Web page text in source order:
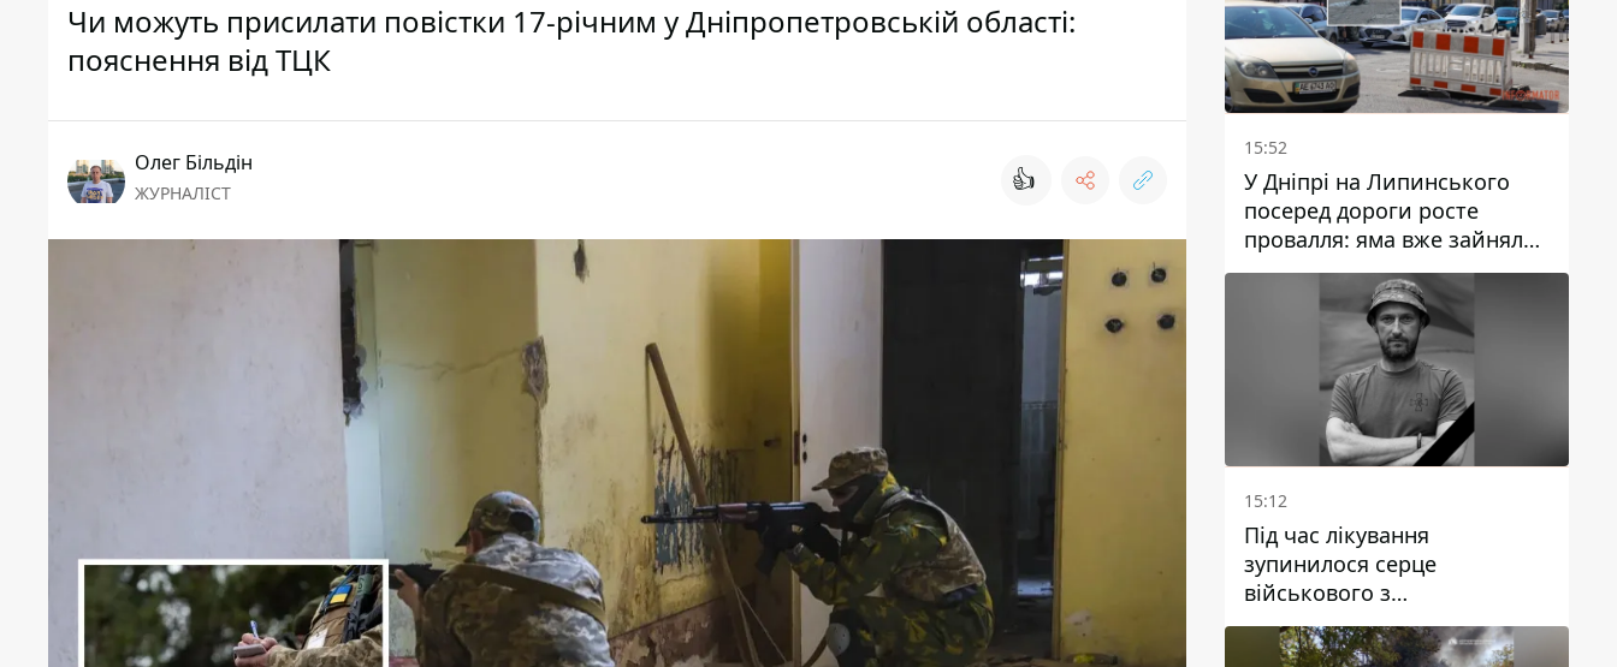
Чи можуть присилати повістки 17-річним у Дніпропетровській області:
пояснення від ТЦК
Олег Більдін
ЖУРНАЛІСТ 👍
15:52
У Дніпрі на Липинського
посеред дороги росте
провалля: яма вже зайняла
смугу руху
15:12
Під час лікування
зупинилося серце
військового з
Дніпропетровської області
Ростислава Лупашка